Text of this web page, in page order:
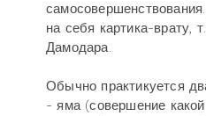
на себя картика-врату,
Дамодара.
Обычно практикуется
- яма (совершение